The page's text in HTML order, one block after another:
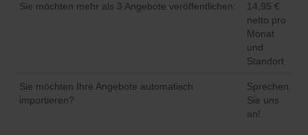
Sie möchten mehr als 3 Angebote veröffentlichen:
14,95 €
netto pro
Monat
und
Standort
Sie möchten Ihre Angebote automatisch
importieren?
Sprechen
Sie uns
an!